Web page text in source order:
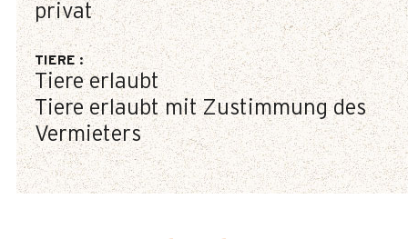
privat
TIERE:
Tiere erlaubt
Tiere erlaubt mit Zustimmung des
Vermieters